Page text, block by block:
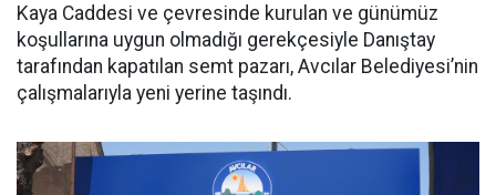
Kaya Caddesi ve çevresinde kurulan ve günümüz
koşullarına uygun olmadığı gerekçesiyle Danıştay
tarafından kapatılan semt pazarı, Avcılar Belediyesi’nin
çalışmalarıyla yeni yerine taşındı.